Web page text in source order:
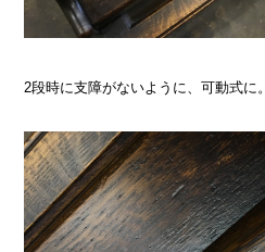
2段時に支障がないように、可動式に。